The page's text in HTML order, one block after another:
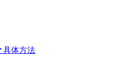
具体方法